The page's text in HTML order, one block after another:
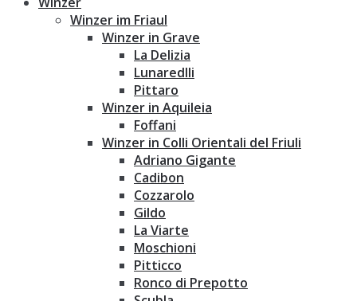
Winzer im Friaul
Winzer in Grave
La Delizia
Lunaredlli
Pittaro
Winzer in Aquileia
Foffani
Winzer in Colli Orientali del Friuli
Adriano Gigante
Cadibon
Cozzarolo
Gildo
La Viarte
Moschioni
Pitticco
Ronco di Prepotto